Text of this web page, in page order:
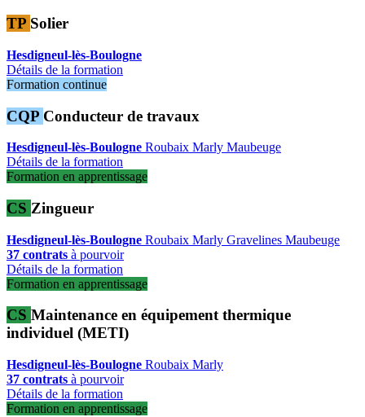
TP Solier
Hesdigneul-lès-Boulogne
Détails de la formation
Formation continue
CQP Conducteur de travaux
Hesdigneul-lès-Boulogne Roubaix Marly Maubeuge
Détails de la formation
Formation en apprentissage
CS Zingueur
Hesdigneul-lès-Boulogne Roubaix Marly Gravelines Maubeuge
37 contrats à pourvoir
Détails de la formation
Formation en apprentissage
CS Maintenance en équipement thermique
individuel (METI)
Hesdigneul-lès-Boulogne Roubaix Marly
37 contrats à pourvoir
Détails de la formation
Formation en apprentissage